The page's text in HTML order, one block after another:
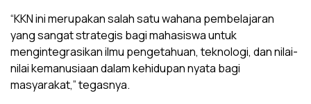
“KKN ini merupakan salah satu wahana pembelajaran
yang sangat strategis bagi mahasiswa untuk
mengintegrasikan ilmu pengetahuan, teknologi, dan nilai-
nilai kemanusiaan dalam kehidupan nyata bagi
masyarakat,” tegasnya.